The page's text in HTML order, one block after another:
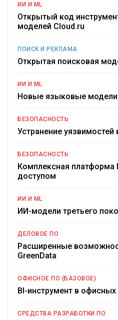
ИИ И ML
Открытый код
моделей Cloud.ru
ПОИСК И РЕКЛАМА
Открытая поисковая
ИИ И ML
Новые языковые модели
БЕЗОПАСНОСТЬ
Устранение уязвимостей
БЕЗОПАСНОСТЬ
Комплексная платформа
доступом
ИИ И ML
ИИ-модели третьего
ДЕЛОВОЕ ПО
Расширенные
GreenData
ОФИСНОЕ ПО (БАЗОВОЕ)
BI-инструмент в
СРЕДСТВА РАЗРАБОТКИ ПО